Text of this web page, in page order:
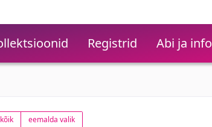
Registrid Abi ja info
eemalda valik